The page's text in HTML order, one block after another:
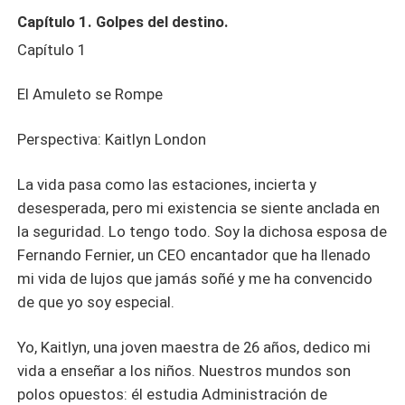
esas mismas manos me destruyó. Un accidente me hizo
comprender que la vida no es color de rosas, que los
podría morir; me vi desarmada, sola y vacía. Lo perdí
terminado para mí; sin embargo, encontré el camino, me
final del túnel, al final, ellos llegaron a mi vida a cambiarlo
todo y enseñarme lo que es el verdadero amor.
Capítulo 1. Golpes del destino.
Capítulo 1
El Amuleto se Rompe
Perspectiva: Kaitlyn London
La vida pasa como las estaciones, incierta y
desesperada, pero mi existencia se siente anclada en
la seguridad. Lo tengo todo. Soy la dichosa esposa de
Fernando Fernier, un CEO encantador que ha llenado
mi vida de lujos que jamás soñé y me ha convencido
de que yo soy especial.
Yo, Kaitlyn, una joven maestra de 26 años, dedico mi
vida a enseñar a los niños. Nuestros mundos son
polos opuestos: él estudia Administración de